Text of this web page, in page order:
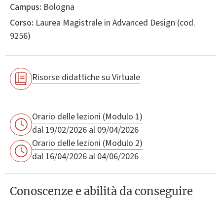
Campus: Bologna
Corso: Laurea Magistrale in Advanced Design (cod.
9256)
Risorse didattiche su Virtuale
Orario delle lezioni (Modulo 1)
dal 19/02/2026 al 09/04/2026
Orario delle lezioni (Modulo 2)
dal 16/04/2026 al 04/06/2026
Conoscenze e abilità da conseguire